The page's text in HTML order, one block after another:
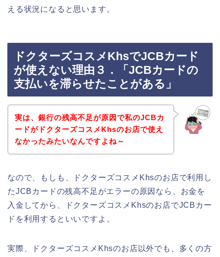
える状況になると思います。
ドクターズコスメKhsでJCBカード
が使えない理由３．「JCBカードの
支払いを滞らせたことがある」
実は、銀行の残高不足が原因で私のJCBカ
ードがドクターズコスメKhsのお店で使え
なかったみたいなんですよね～
なので、もしも、ドクターズコスメKhsのお店で利用し
たJCBカードの残高不足がエラーの原因なら、お金を
入金してから、ドクターズコスメKhsのお店でJCBカー
ドを利用するといいですよ。
実際、ドクターズコスメKhsのお店以外でも、多くの方